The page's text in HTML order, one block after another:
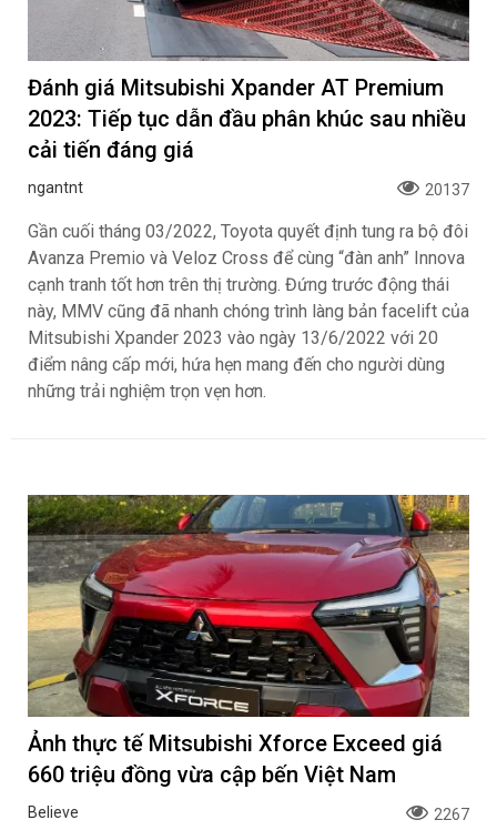
Đánh giá Mitsubishi Xpander AT Premium
2023: Tiếp tục dẫn đầu phân khúc sau nhiều
cải tiến đáng giá
ngantnt 20137
Gần cuối tháng 03/2022, Toyota quyết định tung ra bộ đôi
Avanza Premio và Veloz Cross để cùng “đàn anh” Innova
cạnh tranh tốt hơn trên thị trường. Đứng trước động thái
này, MMV cũng đã nhanh chóng trình làng bản facelift của
Mitsubishi Xpander 2023 vào ngày 13/6/2022 với 20
điểm nâng cấp mới, hứa hẹn mang đến cho người dùng
những trải nghiệm trọn vẹn hơn.
Ảnh thực tế Mitsubishi Xforce Exceed giá
660 triệu đồng vừa cập bến Việt Nam
Believe 2267